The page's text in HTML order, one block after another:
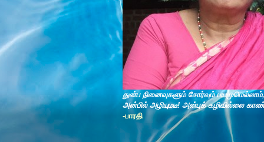
துன்ப நினைவுகளும் சோர்வும் பயமுமெல்லாம்,
அன்பில் அழியுமடீ! அன்புக் கழிவில்லை காண்
-பாரதி